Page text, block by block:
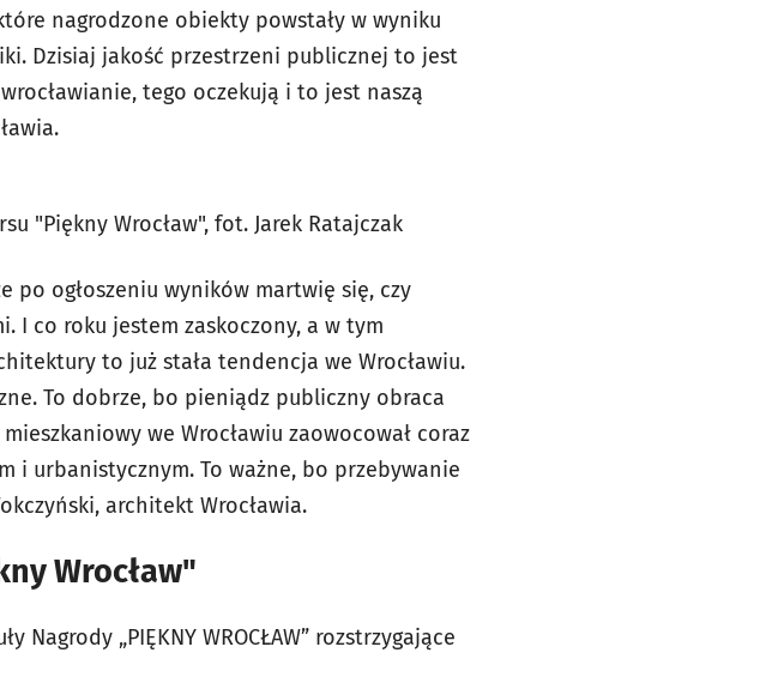
nagrodzone obiekty powstały w wyniku
Dzisiaj jakość przestrzeni publicznej to jest
tego oczekują i to jest naszą
"Piękny Wrocław", fot. Jarek Ratajczak
po ogłoszeniu wyników martwię się, czy
I co roku jestem zaskoczony, a w tym
to już stała tendencja we Wrocławiu.
To dobrze, bo pieniądz publiczny obraca
we Wrocławiu zaowocował coraz
i urbanistycznym. To ważne, bo przebywanie
architekt Wrocławia.
Wrocław"
„PIĘKNY WROCŁAW” rozstrzygające